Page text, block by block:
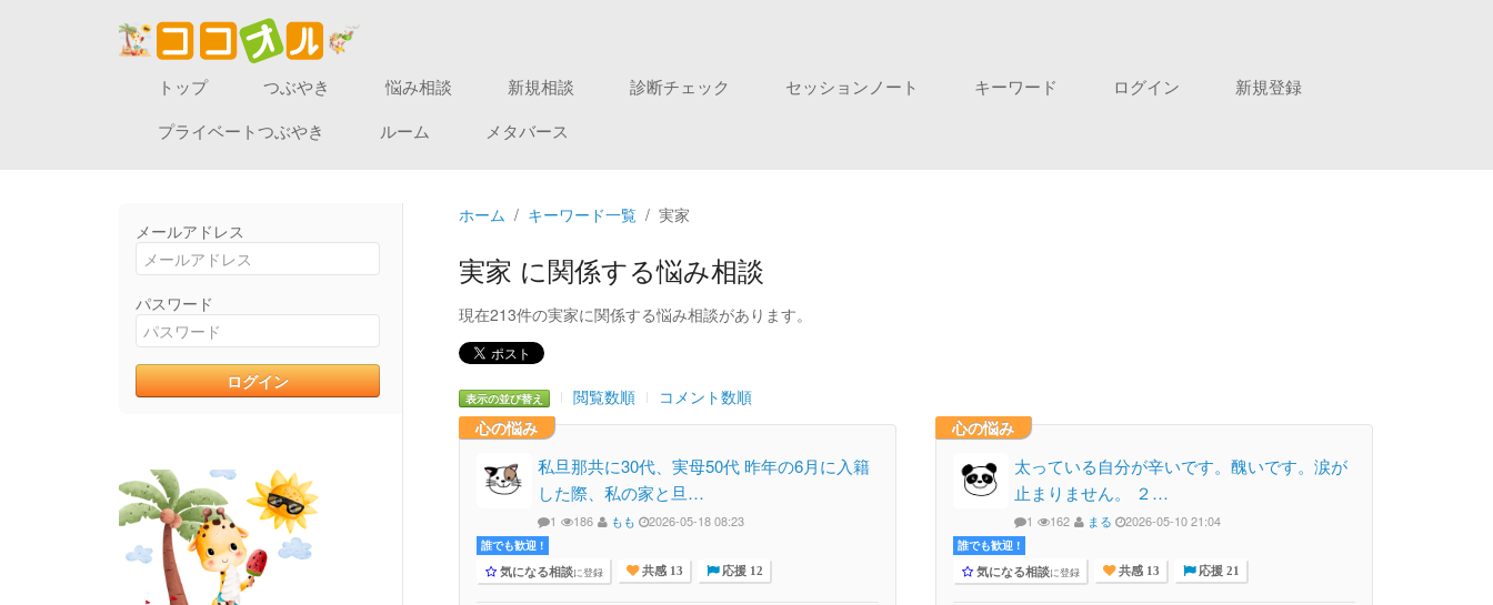
トップ つぶやき 悩み相談 新規相談 診断チェック セッションノート キーワード ログイン
新規登録
プライベートつぶやき
ルーム メタバース
メールアドレス
パスワード
ホーム キーワード一覧 実家
実家 に関係する悩み相談
現在213件の実家に関係する悩み相談があります。
表示の並び替え 閲覧数順
コメント数順
心の悩み
私旦那共に30代、実母50代 昨年の6月に入籍
した際、私の家と旦…
1 186 もも 2026-05-18 08:23
誰でも歓迎 !
気になる相談に登録 共感 13 応援 12
心の悩み
太っている自分が辛いです。醜いです。涙が
止まりません。 ２…
1 162 まる 2026-05-10 21:04
誰でも歓迎 !
気になる相談に登録 共感 13 応援 21